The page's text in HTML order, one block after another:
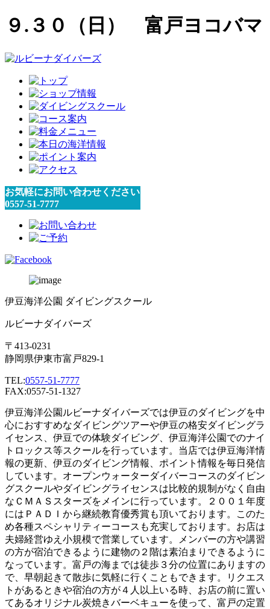
９.３０（日） 富戸ヨコバマ
お気軽にお問い合わせください
0557-51-7777
伊豆海洋公園 ダイビングスクール
ルビーナダイバーズ
〒413-0231
静岡県伊東市富戸829-1
TEL:0557-51-7777
FAX:0557-51-1327
伊豆海洋公園ルビーナダイバーズでは伊豆のダイビングを中
心におすすめなダイビングツアーや伊豆の格安ダイビングラ
イセンス、伊豆での体験ダイビング、伊豆海洋公園でのナイ
トロックス等スクールを行っています。当店では伊豆海洋情
報の更新、伊豆のダイビング情報、ポイント情報を毎日発信
しています。オープンウォーターダイバーコースのダイビン
グスクールやダイビングライセンスは比較的規制がなく自由
なＣＭＡＳスターズをメインに行っています。２００１年度
にはＰＡＤＩから継続教育優秀賞も頂いております。このた
め各種スペシャリティーコースも充実しております。お店は
夫婦経営ゆえ小規模で営業しています。メンバーの方や講習
の方が宿泊できるように建物の２階は素泊まりできるように
なっています。富戸の海までは徒歩３分の位置にありますの
で、早朝起きて散歩に気軽に行くこともできます。リクエス
トがあるときや宿泊の方が４人以上いる時、お店の前に置い
てあるオリジナル炭焼きバーベキューを使って、富戸の定置